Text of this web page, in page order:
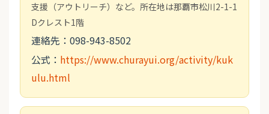
支援（アウトリーチ）など。所在地は那覇市松川2-1-1
Dクレスト1階
連絡先：098-943-8502
公式： https://www.churayui.org/activity/kuk
ulu.html